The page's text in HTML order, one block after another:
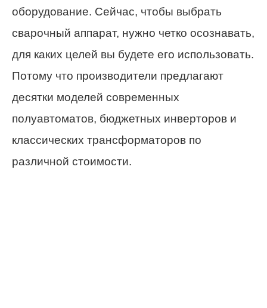
оборудование. Сейчас, чтобы выбрать
сварочный аппарат, нужно четко осознавать,
для каких целей вы будете его использовать.
Потому что производители предлагают
десятки моделей современных
полуавтоматов, бюджетных инверторов и
классических трансформаторов по
различной стоимости.